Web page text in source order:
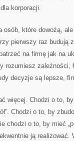
korporacji.
osób, które dowożą,
pierwszy raz budują
na firmę jak na
rozumiesz zależności,
decyzje są lepsze,
więcej. Chodzi o to,
Chodzi o to, by
chodzi o to, by mieć
ją realizować.